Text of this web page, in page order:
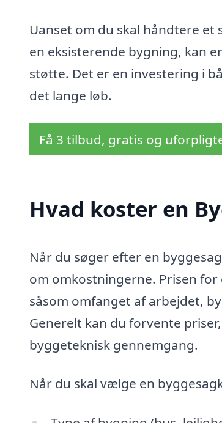
Uanset om du skal håndtere
en eksisterende bygning, kan
støtte. Det er en investering i
det lange løb.
Få 3 tilbud, gratis og
Hvad koster en
Når du søger efter en
om omkostningerne. Prisen
såsom omfanget af arbejdet,
Generelt kan du forvente
byggeteknisk gennemgang.
Når du skal vælge en